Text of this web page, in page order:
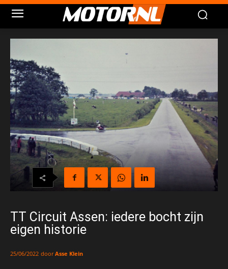
TT Circuit Assen: iedere bocht zijn
eigen historie
25/06/2022 door Asse Klein